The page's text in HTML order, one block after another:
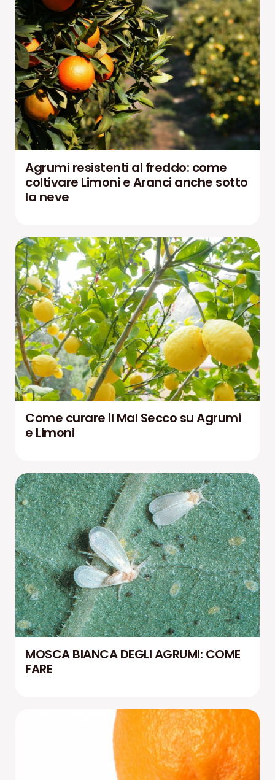
Agrumi resistenti al freddo: come
coltivare Limoni e Aranci anche sotto
la neve
Come curare il Mal Secco su Agrumi
e Limoni
MOSCA BIANCA DEGLI AGRUMI: COME
FARE